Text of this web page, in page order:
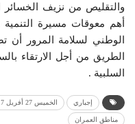
والتقليص من نزيف الخسائر
أهم معوقات مسيرة
الوطني لسلامة المرور
الطريق من أجل الارتقاء
السلبية .
إجباري الخميس 27 أفريل 2017
مناطق العمران